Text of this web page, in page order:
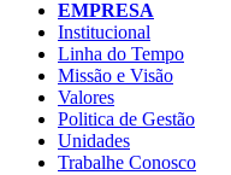
EMPRESA
Institucional
Linha do Tempo
Missão e Visão
Valores
Politica de Gestão
Unidades
Trabalhe Conosco